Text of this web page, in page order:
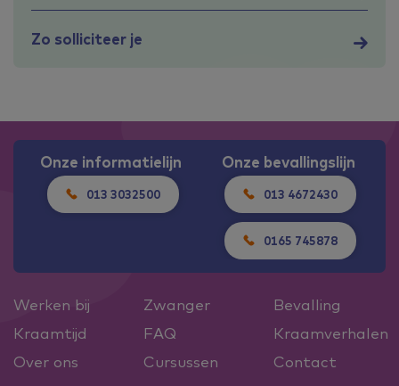
Zo solliciteer je
Onze informatielijn
013 3032500
Onze bevallingslijn
013 4672430
0165 745878
Werken bij Zwanger
Bevalling
Kraamtijd
FAQ
Kraamverhalen
Over ons
Cursussen Contact